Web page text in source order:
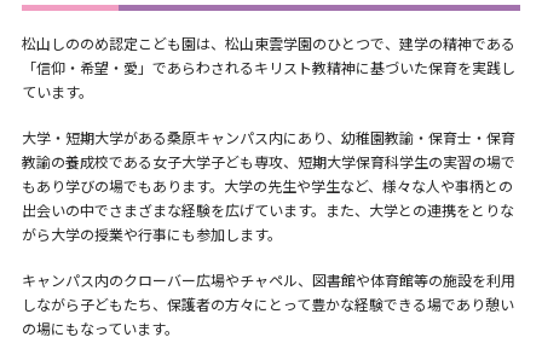
松山しののめ認定こども園は、松山東雲学園のひとつで、建学の精神である
「信仰・希望・愛」であらわされるキリスト教精神に基づいた保育を実践し
ています。
大学・短期大学がある桑原キャンパス内にあり、幼稚園教諭・保育士・保育
教諭の養成校である女子大学子ども専攻、短期大学保育科学生の実習の場で
もあり学びの場でもあります。大学の先生や学生など、様々な人や事柄との
出会いの中でさまざまな経験を広げています。また、大学との連携をとりな
がら大学の授業や行事にも参加します。
キャンパス内のクローバー広場やチャペル、図書館や体育館等の施設を利用
しながら子どもたち、保護者の方々にとって豊かな経験できる場であり憩い
の場にもなっています。